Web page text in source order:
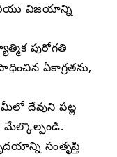
విజయాన్ని
పురోగతి
ఏకాగ్రతను,
మీలో దేవుని పట్ల
మేల్కొల్పండి.
సంతృప్తి